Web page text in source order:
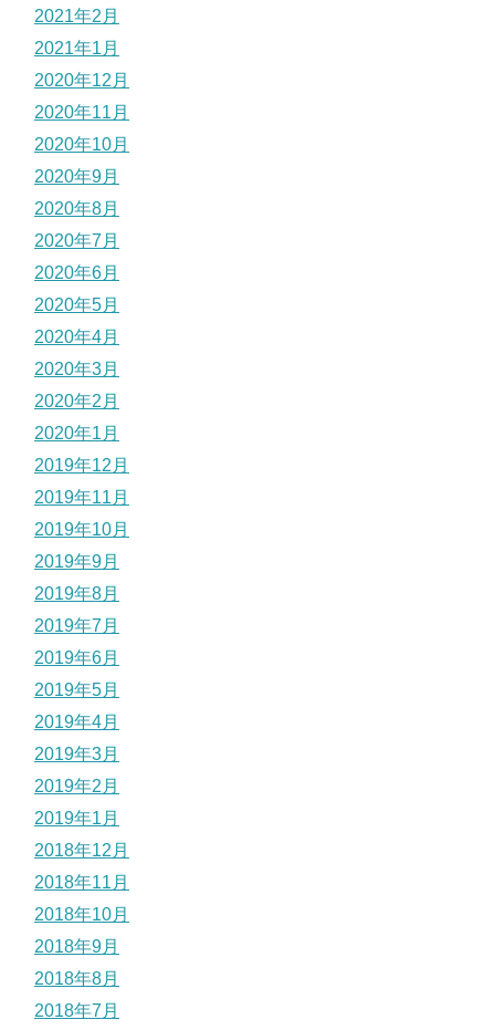
2021年2月
2021年1月
2020年12月
2020年11月
2020年10月
2020年9月
2020年8月
2020年7月
2020年6月
2020年5月
2020年4月
2020年3月
2020年2月
2020年1月
2019年12月
2019年11月
2019年10月
2019年9月
2019年8月
2019年7月
2019年6月
2019年5月
2019年4月
2019年3月
2019年2月
2019年1月
2018年12月
2018年11月
2018年10月
2018年9月
2018年8月
2018年7月